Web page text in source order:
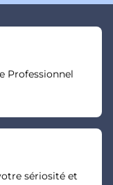
Professionnel
sériosité et